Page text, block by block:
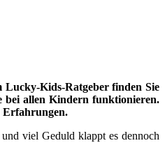
Lucky-Kids-Ratgeber finden Sie
bei allen Kindern funktionieren.
Erfahrungen.
viel Geduld klappt es dennoch